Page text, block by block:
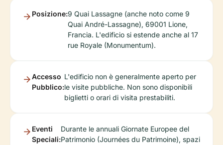
Posizione:9 Quai Lassagne (anche noto come 9
Quai André-Lassagne), 69001 Lione,
Francia. L'edificio si estende anche al 17
rue Royale (Monumentum).
Accesso
Pubblico:
L'edificio non è generalmente aperto per
le visite pubbliche. Non sono disponibili
biglietti o orari di visita prestabiliti.
Eventi
Speciali:
Durante le annuali Giornate Europee del
Patrimonio (Journées du Patrimoine), spazi